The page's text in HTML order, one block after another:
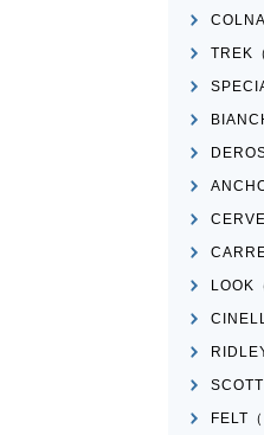
BMX
TREK
LOOK
SCOTT
FELT